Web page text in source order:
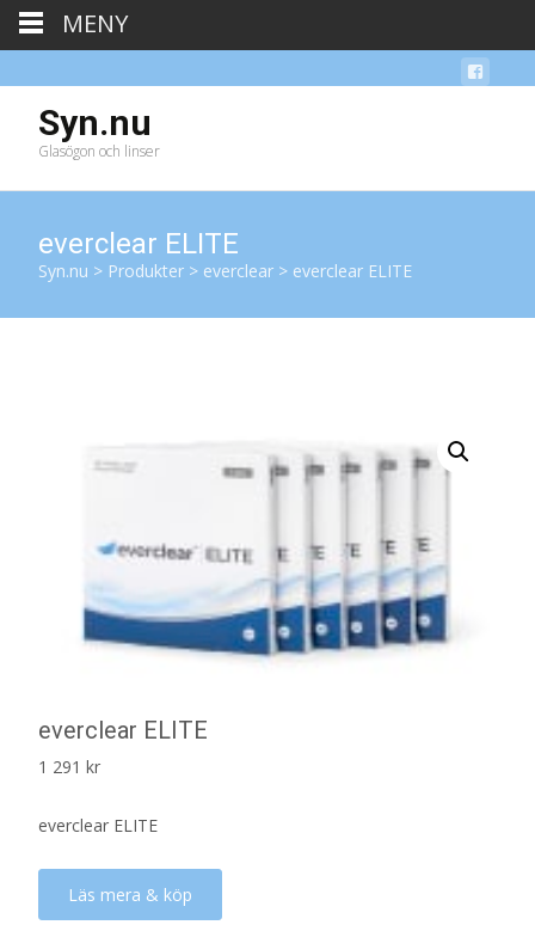
Syn.nu
Glasögon och linser
everclear ELITE
Syn.nu > Produkter > everclear > everclear ELITE
everclear ELITE
1 291 kr
everclear ELITE
Läs mera & köp
MENY